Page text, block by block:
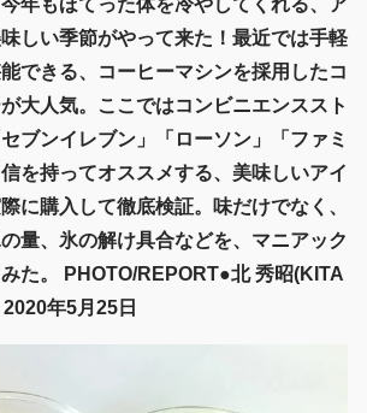
しい季節がやって来た！最近では手軽
できる、コーヒーマシンを採用したコ
大人気。ここではコンビニエンススト
ブンイレブン」「ローソン」「ファミ
を持ってオススメする、美味しいアイ
に購入して徹底検証。味だけでなく、
量、氷の解け具合などを、マニアック
た。 PHOTO/REPORT●北 秀昭(KITA
年5月25日